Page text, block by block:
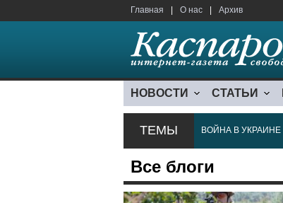
Главная О нас Архив
НОВОСТИ СТАТЬИ
ТЕМЫ ВОЙНА В УКРАИНЕ
Все блоги